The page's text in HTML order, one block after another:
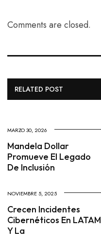
Comments are closed.
RELATED POST
MARZO 30, 2026
Mandela Dollar
Promueve El Legado
De Inclusión
NOVIEMBRE 5, 2025
Crecen Incidentes
Cibernéticos En LATAM
Y La